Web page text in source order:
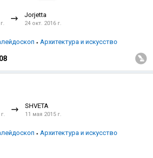
Jorjetta
24 окт. 2016 г.
Архитектура и искусство
SHVETA
11 мая 2015 г.
Архитектура и искусство